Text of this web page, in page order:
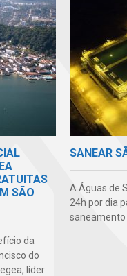
SÃO
da
do
líder
SANEAR
A Águas de
24h por dia
saneamento